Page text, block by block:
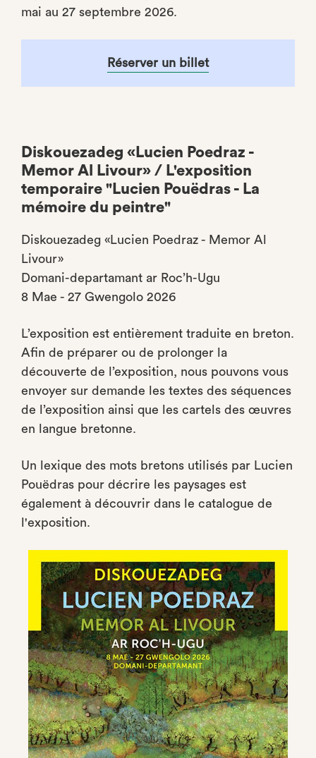
mai au 27 septembre 2026.
Réserver un billet
Diskouezadeg «Lucien Poedraz -
Memor Al Livour» / L'exposition
temporaire "Lucien Pouëdras - La
mémoire du peintre"
Diskouezadeg «Lucien Poedraz - Memor Al
Livour»
Domani-departamant ar Roc’h-Ugu
8 Mae - 27 Gwengolo 2026
L’exposition est entièrement traduite en breton.
Afin de préparer ou de prolonger la
découverte de l’exposition, nous pouvons vous
envoyer sur demande les textes des séquences
de l’exposition ainsi que les cartels des œuvres
en langue bretonne.
Un lexique des mots bretons utilisés par Lucien
Pouëdras pour décrire les paysages est
également à découvrir dans le catalogue de
l'exposition.